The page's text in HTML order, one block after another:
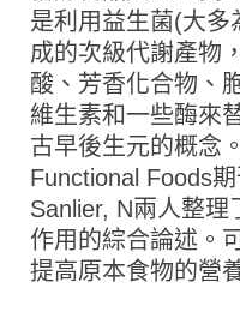
是利用益生菌(大多
成的次級代謝產物
酸、芳香化合物、
維生素和一些酶來
古早後生元的概念
Functional Foods
Sanlier, N兩人整
作用的綜合論述。
提高原本食物的營